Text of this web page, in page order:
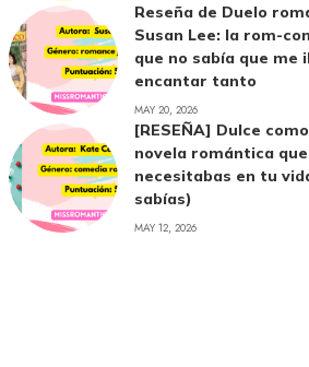
Reseña de Duelo
Susan Lee: la rom-
que no sabía que me
encantar tanto
MAY 20, 2026
[RESEÑA] Dulce
novela romántica que
necesitabas en tu
sabías)
MAY 12, 2026